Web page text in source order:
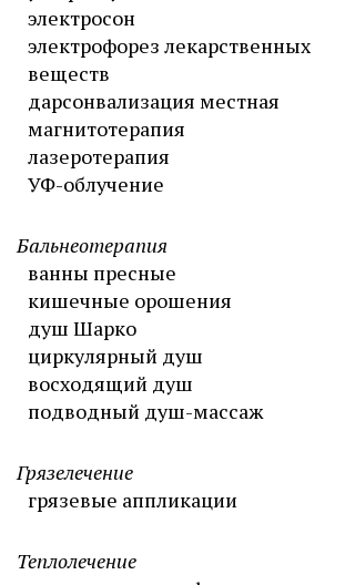
электросон
электрофорез лекарственных
веществ
дарсонвализация местная
магнитотерапия
лазеротерапия
УФ-облучение
Бальнеотерапия
ванны пресные
кишечные орошения
душ Шарко
циркулярный душ
восходящий душ
подводный душ-массаж
Грязелечение
грязевые аппликации
Теплолечение